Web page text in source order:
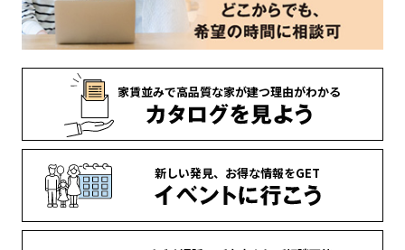
家賃並みで高品質な家が建つ理由がわかる
新しい発見、 お得な情報をGET